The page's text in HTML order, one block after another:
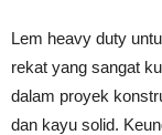
Lem heavy duty
rekat yang sangat
dalam proyek
dan kayu solid.